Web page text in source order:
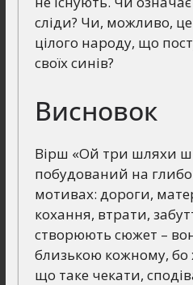
сліди? Чи, можливо,
цілого народу, що
своїх синів?
Висновок
Вірш «Ой три шляхи
побудований на
мотивах: дороги,
кохання, втрати,
створюють сюжет –
близькою кожному, бо
що таке чекати,